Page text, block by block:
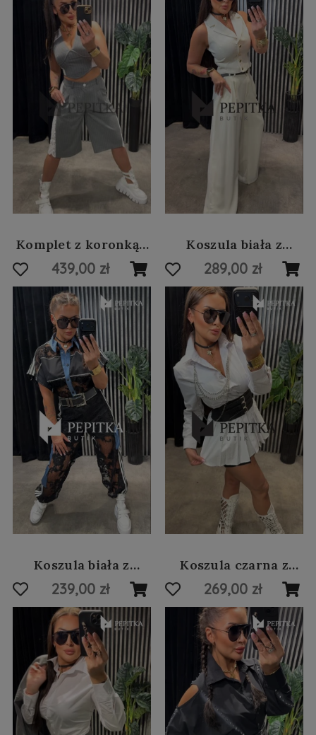
Komplet z koronką i
jeansem #78
439,00 zł
Koszula biała z
łańcuchami #17
289,00 zł
Koszula biała z
wyciętymi plecami
#13
239,00 zł
Koszula czarna z
ćwiekami #12
269,00 zł